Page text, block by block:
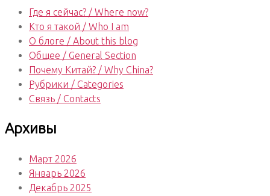
Где я сейчас? / Where now?
Кто я такой / Who I am
О блоге / About this blog
Общее / General Section
Почему Китай? / Why China?
Рубрики / Categories
Связь / Contacts
Архивы
Март 2026
Январь 2026
Декабрь 2025